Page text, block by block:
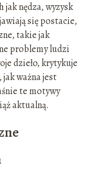
nędza, wyzysk
się postacie,
takie jak
problemy ludzi
dzieło, krytykuje
ważna jest
te motywy
aktualną.